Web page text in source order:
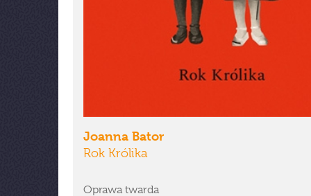
Joanna Bator
Rok Królika
Oprawa twarda